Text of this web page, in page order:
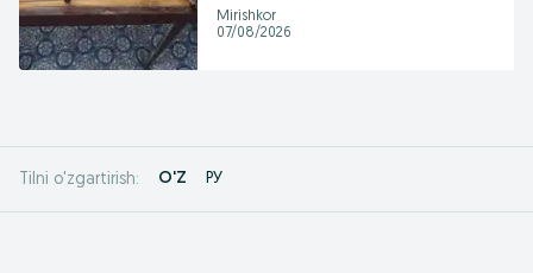
Mirishkor
07/08/2026
Tilni o'zgartirish: O'Z РУ